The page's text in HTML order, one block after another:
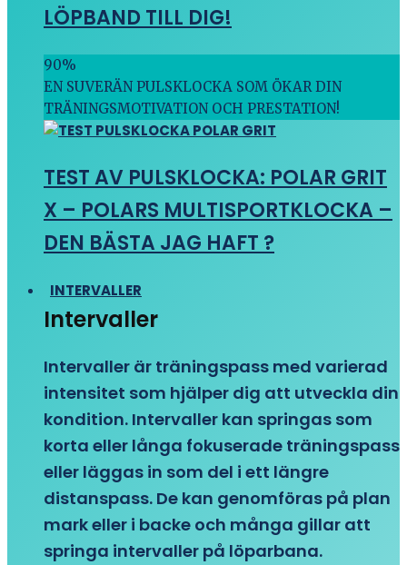
LÖPBAND TILL DIG!
90%
EN SUVERÄN PULSKLOCKA SOM ÖKAR DIN
TRÄNINGSMOTIVATION OCH PRESTATION!
TEST AV PULSKLOCKA: POLAR GRIT
X – POLARS MULTISPORTKLOCKA –
DEN BÄSTA JAG HAFT ?
INTERVALLER
Intervaller
Intervaller är träningspass med varierad
intensitet som hjälper dig att utveckla din
kondition. Intervaller kan springas som
korta eller långa fokuserade träningspass
eller läggas in som del i ett längre
distanspass. De kan genomföras på plan
mark eller i backe och många gillar att
springa intervaller på löparbana.